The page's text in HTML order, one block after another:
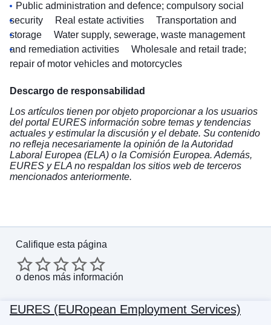
Public administration and defence; compulsory social
security
Real estate activities
Transportation and
storage
Water supply, sewerage, waste management
and remediation activities
Wholesale and retail trade;
repair of motor vehicles and motorcycles
Descargo de responsabilidad
Los artículos tienen por objeto proporcionar a los usuarios
del portal EURES información sobre temas y tendencias
actuales y estimular la discusión y el debate. Su contenido
no refleja necesariamente la opinión de la Autoridad
Laboral Europea (ELA) o la Comisión Europea. Además,
EURES y ELA no respaldan los sitios web de terceros
mencionados anteriormente.
Califique esta página
o denos más información
EURES (EURopean Employment Services)